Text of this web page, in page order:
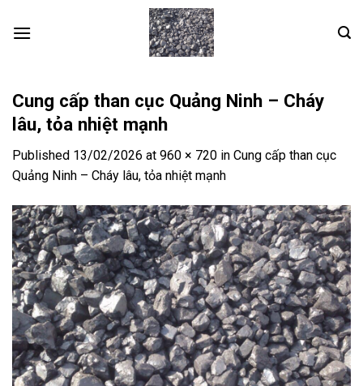
Cung cấp than cục Quảng Ninh – Cháy
lâu, tỏa nhiệt mạnh
Published 13/02/2026 at 960 × 720 in Cung cấp than cục
Quảng Ninh – Cháy lâu, tỏa nhiệt mạnh